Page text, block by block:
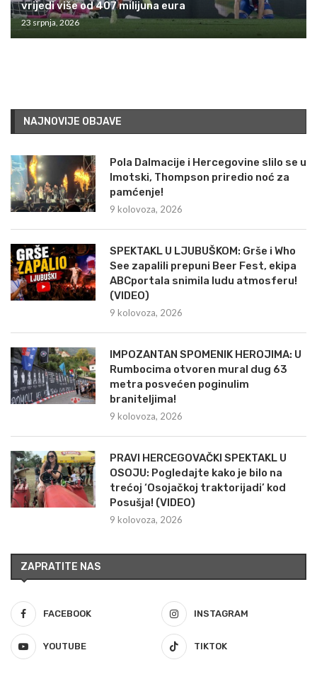
vrijedi više od 407 milijuna eura
23 srpnja, 2026
NAJNOVIJE OBJAVE
Pola Dalmacije i Hercegovine slilo se u
Imotski, Thompson priredio noć za
pamćenje!
9 kolovoza, 2026
SPEKTAKL U LJUBUŠKOM: Grše i Who
See zapalili prepuni Beer Fest, ekipa
ABCportala snimila ludu atmosferu!
(VIDEO)
9 kolovoza, 2026
IMPOZANTAN SPOMENIK HEROJIMA: U
Rumbocima otvoren mural dug 63
metra posvećen poginulim
braniteljima!
9 kolovoza, 2026
PRAVI HERCEGOVAČKI SPEKTAKL U
OSOJU: Pogledajte kako je bilo na
trećoj ‘Osojačkoj traktorijadi’ kod
Posušja! (VIDEO)
9 kolovoza, 2026
ZAPRATITE NAS
FACEBOOK INSTAGRAM
YOUTUBE TIKTOK